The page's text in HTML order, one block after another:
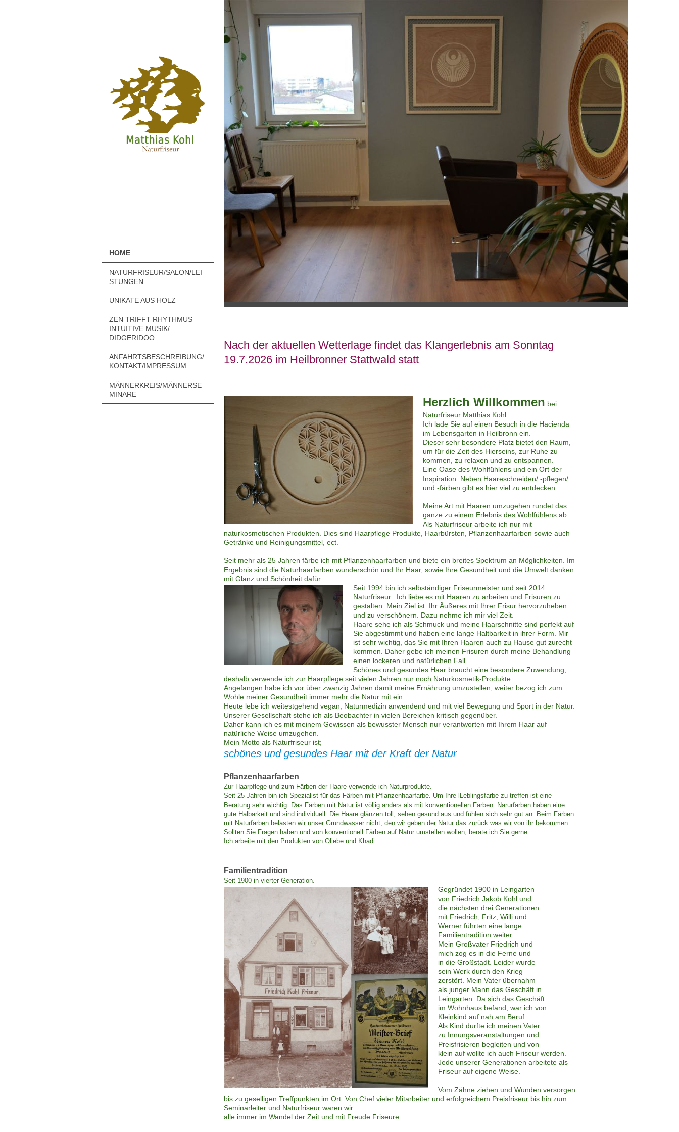
HOME
NATURFRISEUR/SALON/LEI
STUNGEN
UNIKATE AUS HOLZ
ZEN TRIFFT RHYTHMUS
INTUITIVE MUSIK/
DIDGERIDOO
ANFAHRTSBESCHREIBUNG/
KONTAKT/IMPRESSUM
MÄNNERKREIS/MÄNNERSE
MINARE
Nach der aktuellen Wetterlage findet das Klangerlebnis am Sonntag
19.7.2026 im Heilbronner Stattwald statt
Herzlich Willkommen bei
Naturfriseur Matthias Kohl.
Ich lade Sie auf einen Besuch in die Hacienda
im Lebensgarten in Heilbronn ein.
Dieser sehr besondere Platz bietet den Raum,
um für die Zeit des Hierseins, zur Ruhe zu
kommen, zu relaxen und zu entspannen.
Eine Oase des Wohlfühlens und ein Ort der
Inspiration. Neben Haareschneiden/ -pflegen/
und -färben gibt es hier viel zu entdecken.
Meine Art mit Haaren umzugehen rundet das
ganze zu einem Erlebnis des Wohlfühlens ab.
Als Naturfriseur arbeite ich nur mit
naturkosmetischen Produkten. Dies sind Haarpflege Produkte, Haarbürsten, Pflanzenhaarfarben sowie auch
Getränke und Reinigungsmittel, ect.
Seit mehr als 25 Jahren färbe ich mit Pflanzenhaarfarben und biete ein breites Spektrum an Möglichkeiten. Im
Ergebnis sind die Naturhaarfarben wunderschön und Ihr Haar, sowie Ihre Gesundheit und die Umwelt danken
mit Glanz und Schönheit dafür.
Seit 1994 bin ich selbständiger Friseurmeister und seit 2014
Naturfriseur. Ich liebe es mit Haaren zu arbeiten und Frisuren zu
gestalten. Mein Ziel ist: Ihr Äußeres mit Ihrer Frisur hervorzuheben
und zu verschönern. Dazu nehme ich mir viel Zeit.
Haare sehe ich als Schmuck und meine Haarschnitte sind perfekt auf
Sie abgestimmt und haben eine lange Haltbarkeit in ihrer Form. Mir
ist sehr wichtig, das Sie mit Ihren Haaren auch zu Hause gut zurecht
kommen. Daher gebe ich meinen Frisuren durch meine Behandlung
einen lockeren und natürlichen Fall.
Schönes und gesundes Haar braucht eine besondere Zuwendung,
deshalb verwende ich zur Haarpflege seit vielen Jahren nur noch Naturkosmetik-Produkte.
Angefangen habe ich vor über zwanzig Jahren damit meine Ernährung umzustellen, weiter bezog ich zum
Wohle meiner Gesundheit immer mehr die Natur mit ein.
Heute lebe ich weitestgehend vegan, Naturmedizin anwendend und mit viel Bewegung und Sport in der Natur.
Unserer Gesellschaft stehe ich als Beobachter in vielen Bereichen kritisch gegenüber.
Daher kann ich es mit meinem Gewissen als bewusster Mensch nur verantworten mit Ihrem Haar auf
natürliche Weise umzugehen.
Mein Motto als Naturfriseur ist;
schönes und gesundes Haar mit der Kraft der Natur
Pflanzenhaarfarben
Zur Haarpflege und zum Färben der Haare verwende ich Naturprodukte.
Seit 25 Jahren bin ich Spezialist für das Färben mit Pflanzenhaarfarbe. Um Ihre lLeblingsfarbe zu treffen ist eine
Beratung sehr wichtig. Das Färben mit Natur ist völlig anders als mit konventionellen Farben. Narurfarben haben eine
gute Halbarkeit und sind individuell. Die Haare glänzen toll, sehen gesund aus und fühlen sich sehr gut an. Beim Färben
mit Naturfarben belasten wir unser Grundwasser nicht, den wir geben der Natur das zurück was wir von ihr bekommen.
Sollten Sie Fragen haben und von konventionell Färben auf Natur umstellen wollen, berate ich Sie gerne.
Ich arbeite mit den Produkten von Oliebe und Khadi
Familientradition
Seit 1900 in vierter Generation.
Gegründet 1900 in Leingarten
von Friedrich Jakob Kohl und
die nächsten drei Generationen
mit Friedrich, Fritz, Willi und
Werner führten eine lange
Familientradition weiter.
Mein Großvater Friedrich und
mich zog es in die Ferne und
in die Großstadt. Leider wurde
sein Werk durch den Krieg
zerstört. Mein Vater übernahm
als junger Mann das Geschäft in
Leingarten. Da sich das Geschäft
im Wohnhaus befand, war ich von
Kleinkind auf nah am Beruf.
Als Kind durfte ich meinen Vater
zu Innungsveranstaltungen und
Preisfrisieren begleiten und von
klein auf wollte ich auch Friseur werden.
Jede unserer Generationen arbeitete als
Friseur auf eigene Weise.
Vom Zähne ziehen und Wunden versorgen
bis zu geselligen Treffpunkten im Ort. Von Chef vieler Mitarbeiter und erfolgreichem Preisfriseur bis hin zum
Seminarleiter und Naturfriseur waren wir
alle immer im Wandel der Zeit und mit Freude Friseure.